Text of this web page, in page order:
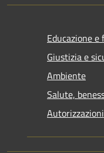
Educazione e
Giustizia e
Ambiente
Salute,
Autorizzazioni